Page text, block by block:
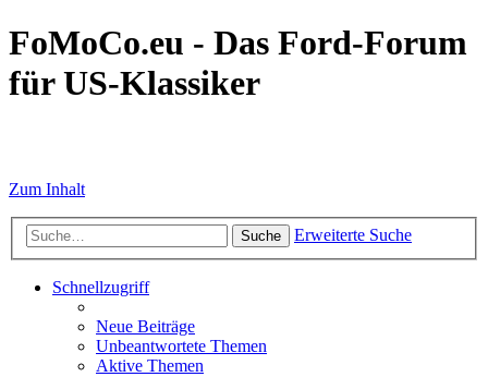
FoMoCo.eu - Das Ford-Forum
für US-Klassiker
Zum Inhalt
Suche Erweiterte Suche
Schnellzugriff
Neue Beiträge
Unbeantwortete Themen
Aktive Themen